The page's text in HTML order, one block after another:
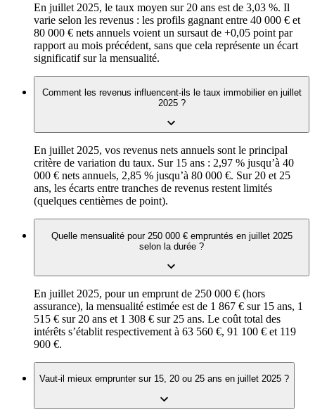
En juillet 2025, le taux moyen sur 20 ans est de 3,03 %. Il
varie selon les revenus : les profils gagnant entre 40 000 € et
80 000 € nets annuels voient un sursaut de +0,05 point par
rapport au mois précédent, sans que cela représente un écart
significatif sur la mensualité.
Comment les revenus influencent-ils le taux immobilier en juillet
2025 ?
En juillet 2025, vos revenus nets annuels sont le principal
critère de variation du taux. Sur 15 ans : 2,97 % jusqu’à 40
000 € nets annuels, 2,85 % jusqu’à 80 000 €. Sur 20 et 25
ans, les écarts entre tranches de revenus restent limités
(quelques centièmes de point).
Quelle mensualité pour 250 000 € empruntés en juillet 2025
selon la durée ?
En juillet 2025, pour un emprunt de 250 000 € (hors
assurance), la mensualité estimée est de 1 867 € sur 15 ans, 1
515 € sur 20 ans et 1 308 € sur 25 ans. Le coût total des
intérêts s’établit respectivement à 63 560 €, 91 100 € et 119
900 €.
Vaut-il mieux emprunter sur 15, 20 ou 25 ans en juillet 2025 ?